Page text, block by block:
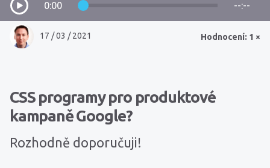
17 / 03 / 2021 Hodnocení: 1 ×
0:00 --:--
CSS programy pro produktové
kampaně Google?
Rozhodně doporučuji!